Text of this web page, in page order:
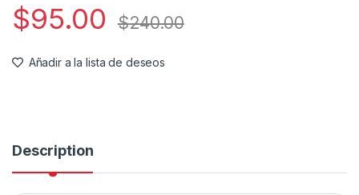
$95.00 $240.00
Añadir a la lista de deseos
Description